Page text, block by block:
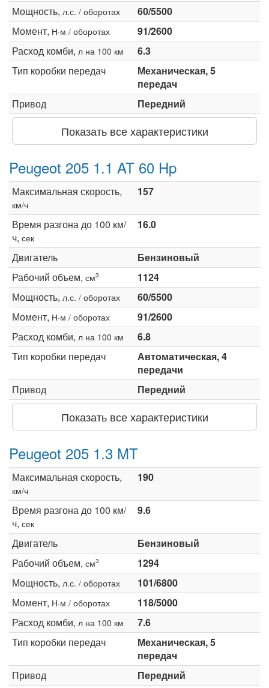
Мощность, л.с. / оборотах
60/5500
Момент, Н·м / оборотах
91/2600
Расход комби, л на 100 км
6.3
Тип коробки передач
Механическая, 5
передач
Привод
Передний
Показать все характеристики
Peugeot 205 1.1 AT 60 Hp
Максимальная скорость,
км/ч
157
Время разгона до 100 км/
ч, сек
16.0
Двигатель
Бензиновый
Рабочий объем, см3
1124
Мощность, л.с. / оборотах
60/5500
Момент, Н·м / оборотах
91/2600
Расход комби, л на 100 км
6.8
Тип коробки передач
Автоматическая, 4
передачи
Привод
Передний
Показать все характеристики
Peugeot 205 1.3 MT
Максимальная скорость,
км/ч
190
Время разгона до 100 км/
ч, сек
9.6
Двигатель
Бензиновый
Рабочий объем, см3
1294
Мощность, л.с. / оборотах
101/6800
Момент, Н·м / оборотах
118/5000
Расход комби, л на 100 км
7.6
Тип коробки передач
Механическая, 5
передач
Привод
Передний